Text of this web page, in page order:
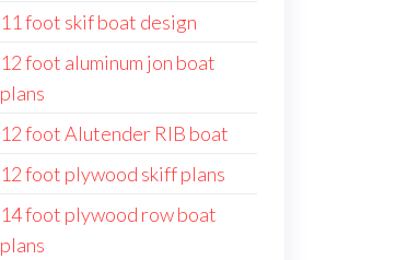
11 foot skif boat design
12 foot aluminum jon boat
plans
12 foot Alutender RIB boat
12 foot plywood skiff plans
14 foot plywood row boat
plans